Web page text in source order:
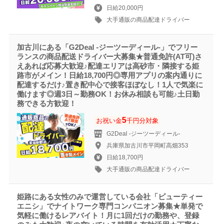
日給20,000円
大手通販の商品配達ドライバー
加古川にある「G2Deal -ジーツーディール-」でフリー
ランスの商品配送ドライバー大募集★普通免許(AT可)さ
えあれば応募大歓迎♪配達エリアは高砂市・隣接する姫
路市がメイン！日給18,700円◎専用アプリの案内通りに
配達するだけ♪置き配中心で接客ほぼなし！1人で気楽に
働けます◎週3日～勤務OK！お休み相談も可能♪土日勤
務できる方歓迎！
お祝い金5千円分対象
G2Deal -ジーツーディール-
兵庫県加古川市平岡町高畑353
日給18,700円
大手通販の商品配達ドライバー
姫路にある女性のみで運営している会社「ビューティー
エニシ」でナイトワーク専門コンパニオン募集★単発で
気軽に働けるレアバイト！月に1回だけの勤務や、登録